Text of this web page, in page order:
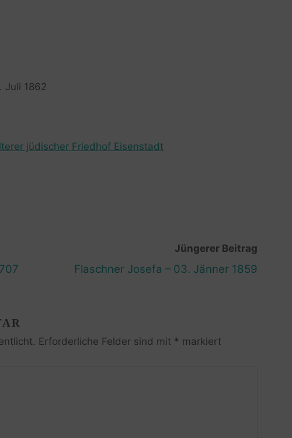
Juli 1862
jüdischer Friedhof Eisenstadt
Jüngerer Beitrag
Flaschner Josefa – 03. Jänner 1859
Erforderliche Felder sind mit * markiert